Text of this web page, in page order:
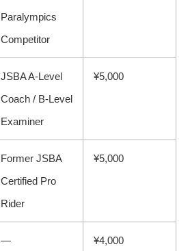
Paralympics
Competitor
JSBA A-Level
Coach / B-Level
Examiner
¥5,000
Former JSBA
Certified Pro
Rider
¥5,000
— ¥4,000